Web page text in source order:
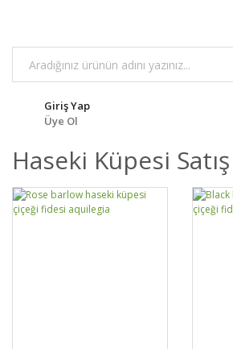
Giriş Yap
Üye Ol
Haseki Küpesi Satış